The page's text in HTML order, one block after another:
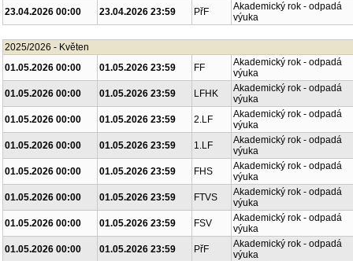
23.04.2026 00:00
23.04.2026 23:59 PřF
Akademický rok - odpadá
výuka
2025/2026 - Květen
01.05.2026 00:00
01.05.2026 23:59 FF
Akademický rok - odpadá
výuka
01.05.2026 00:00
01.05.2026 23:59 LFHK
Akademický rok - odpadá
výuka
01.05.2026 00:00
01.05.2026 23:59 2.LF
Akademický rok - odpadá
výuka
01.05.2026 00:00
01.05.2026 23:59 1.LF
Akademický rok - odpadá
výuka
01.05.2026 00:00
01.05.2026 23:59 FHS
Akademický rok - odpadá
výuka
01.05.2026 00:00
01.05.2026 23:59 FTVS
Akademický rok - odpadá
výuka
01.05.2026 00:00
01.05.2026 23:59 FSV
Akademický rok - odpadá
výuka
01.05.2026 00:00
01.05.2026 23:59 PřF
Akademický rok - odpadá
výuka